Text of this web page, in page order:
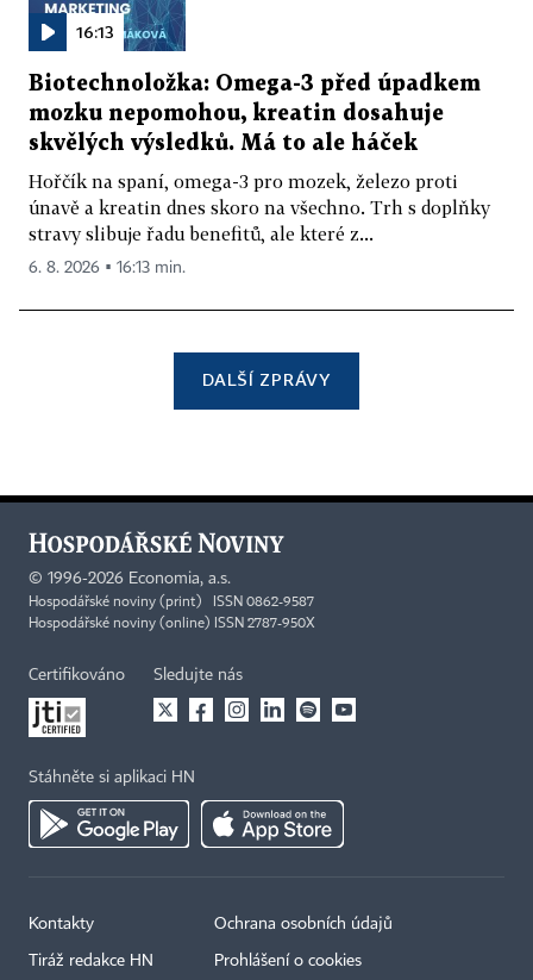
16:13
Biotechnoložka: Omega-3 před úpadkem
mozku nepomohou, kreatin dosahuje
skvělých výsledků. Má to ale háček
Hořčík na spaní, omega-3 pro mozek, železo proti
únavě a kreatin dnes skoro na všechno. Trh s doplňky
stravy slibuje řadu benefitů, ale které z...
6. 8. 2026 ▪ 16:13 min.
DALŠÍ ZPRÁVY
© 1996-2026 Economia, a.s.
Hospodářské noviny (print) ISSN 0862-9587
Hospodářské noviny (online) ISSN 2787-950X
Certifikováno Sledujte nás
Stáhněte si aplikaci HN
Kontakty
Tiráž redakce HN
Ochrana osobních údajů
Prohlášení o cookies